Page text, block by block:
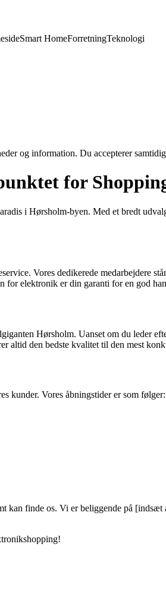
Smart HomeForretningTeknologi
og information. Du accepterer
for
i Hørsholm-byen. Med et bredt
Vores dedikerede medarbejdere
for elektronik er din garanti for en god
Hørsholm. Uanset om du leder
altid den bedste kvalitet til den mest
kunder. Vores åbningstider er som følger:
kan finde os. Vi er beliggende på